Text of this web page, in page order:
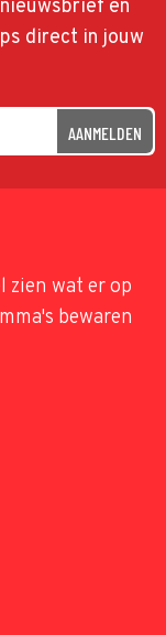
en
direct in jouw
AANMELDEN
zien wat er op
bewaren